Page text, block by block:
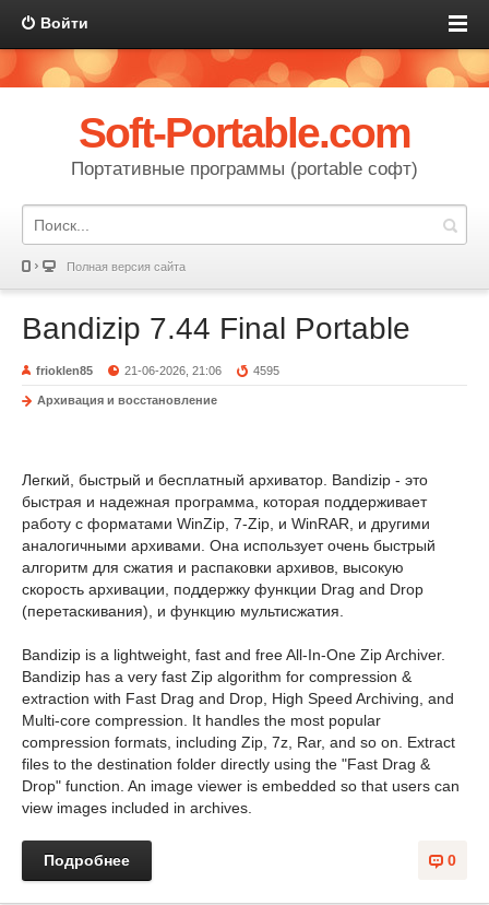
Войти
Soft-Portable.com
Портативные программы (portable софт)
Полная версия сайта
Bandizip 7.44 Final Portable
frioklen85 21-06-2026, 21:06 4595
Архивация и восстановление
Легкий, быстрый и бесплатный архиватор. Bandizip - это
быстрая и надежная программа, которая поддерживает
работу с форматами WinZip, 7-Zip, и WinRAR, и другими
аналогичными архивами. Она использует очень быстрый
алгоритм для сжатия и распаковки архивов, высокую
скорость архивации, поддержку функции Drag and Drop
(перетаскивания), и функцию мультисжатия.
Bandizip is a lightweight, fast and free All-In-One Zip Archiver.
Bandizip has a very fast Zip algorithm for compression &
extraction with Fast Drag and Drop, High Speed Archiving, and
Multi-core compression. It handles the most popular
compression formats, including Zip, 7z, Rar, and so on. Extract
files to the destination folder directly using the "Fast Drag &
Drop" function. An image viewer is embedded so that users can
view images included in archives.
0
Подробнее